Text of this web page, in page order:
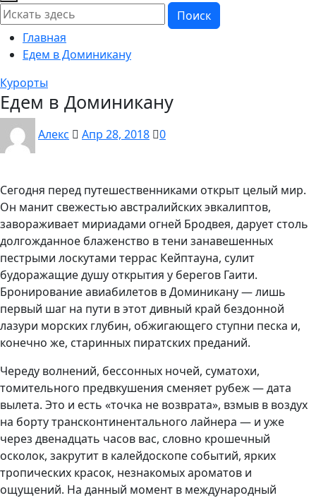
Поиск
Главная
Едем в Доминикану
Курорты
Едем в Доминикану
Алекс Апр 28, 2018 0
Сегодня перед путешественниками открыт целый мир.
Он манит свежестью австралийских эвкалиптов,
завораживает мириадами огней Бродвея, дарует столь
долгожданное блаженство в тени занавешенных
пестрыми лоскутами террас Кейптауна, сулит
будоражащие душу открытия у берегов Гаити.
Бронирование авиабилетов в Доминикану — лишь
первый шаг на пути в этот дивный край бездонной
лазури морских глубин, обжигающего ступни песка и,
конечно же, старинных пиратских преданий.
Череду волнений, бессонных ночей, суматохи,
томительного предвкушения сменяет рубеж — дата
вылета. Это и есть «точка не возврата», взмыв в воздух
на борту трансконтинентального лайнера — и уже
через двенадцать часов вас, словно крошечный
осколок, закрутит в калейдоскопе событий, ярких
тропических красок, незнакомых ароматов и
ощущений. На данный момент в международный